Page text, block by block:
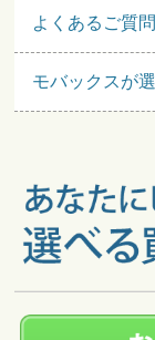
よくあるご質問
モバックスが